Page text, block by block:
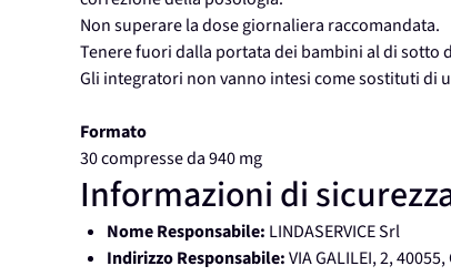
Non superare la dose giornaliera raccomandata.
Tenere fuori dalla portata dei bambini al di sotto
Gli integratori non vanno intesi come sostituti di
Formato
30 compresse da 940 mg
Informazioni di
Nome Responsabile: LINDASERVICE Srl
Indirizzo Responsabile:VIA GALILEI, 2, 40055,